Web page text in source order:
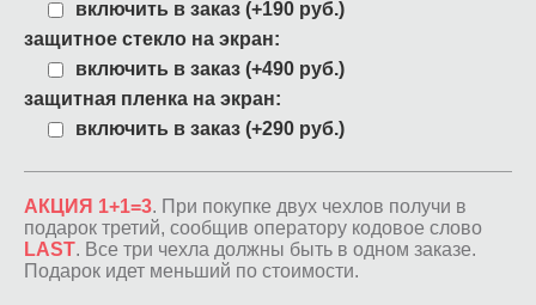
включить в заказ (+190 руб.)
защитное стекло на экран:
включить в заказ (+490 руб.)
защитная пленка на экран:
включить в заказ (+290 руб.)
АКЦИЯ 1+1=3. При покупке двух чехлов получи в
подарок третий, сообщив оператору кодовое слово
LAST. Все три чехла должны быть в одном заказе.
Подарок идет меньший по стоимости.